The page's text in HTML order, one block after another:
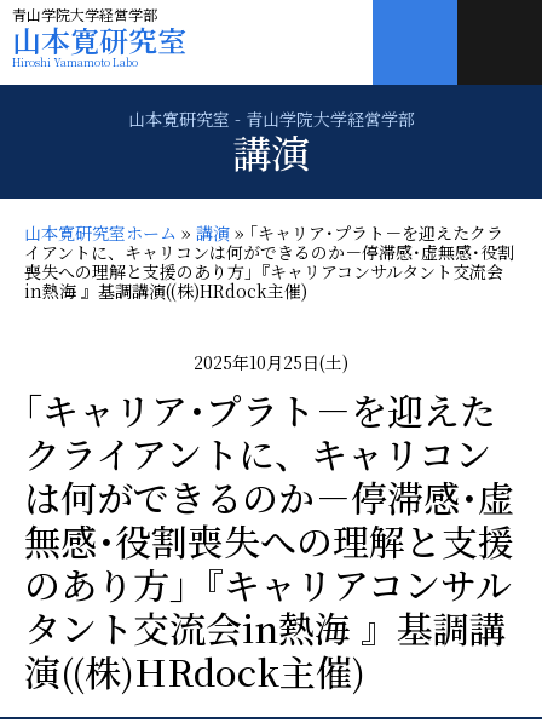
青山学院大学経営学部
山本寛研究室
Hiroshi Yamamoto Labo
講演
山本寛研究室ホーム » 講演 » ｢キャリア･プラト－を迎えたクラ
イアントに、キャリコンは何ができるのか－停滞感･虚無感･役割
喪失への理解と支援のあり方｣『キャリアコンサルタント交流会
in熱海 』基調講演((株)HRdock主催)
2025年10月25日(土)
｢キャリア･プラト－を迎えた
クライアントに、キャリコン
は何ができるのか－停滞感･虚
無感･役割喪失への理解と支援
のあり方｣『キャリアコンサル
タント交流会in熱海 』基調講
演((株)HRdock主催)